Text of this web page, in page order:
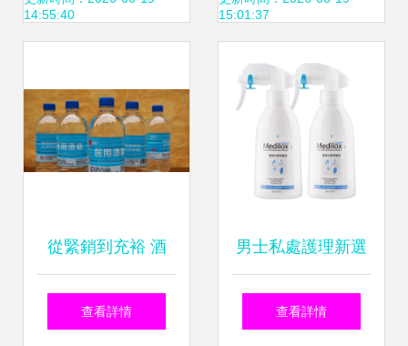
14:55:40
15:01:37
從緊銷到充裕 酒
精、84消毒液等防
查看詳情
男士私處護理新選
擇 美滴樂殺菌噴霧
查看詳情